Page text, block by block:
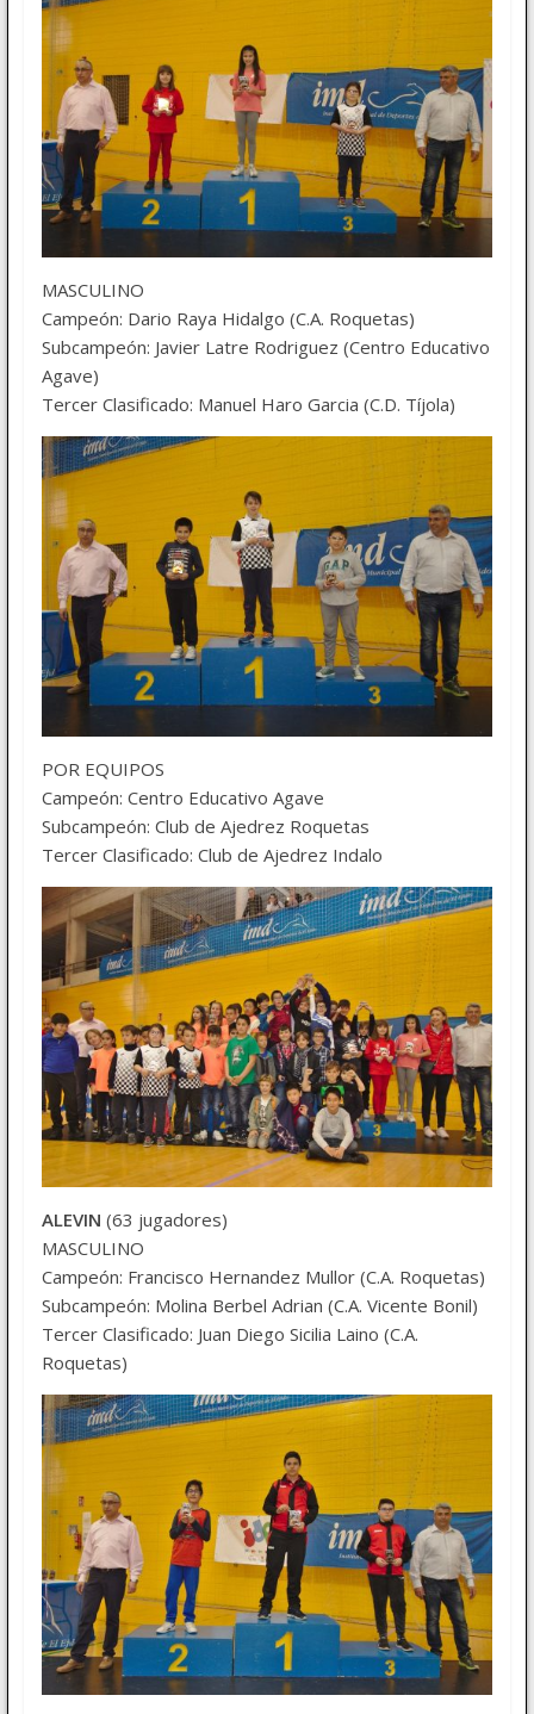
MASCULINO
Campeón: Dario Raya Hidalgo (C.A. Roquetas)
Subcampeón: Javier Latre Rodriguez (Centro Educativo
Agave)
Tercer Clasificado: Manuel Haro Garcia (C.D. Tíjola)
POR EQUIPOS
Campeón: Centro Educativo Agave
Subcampeón: Club de Ajedrez Roquetas
Tercer Clasificado: Club de Ajedrez Indalo
ALEVIN (63 jugadores)
MASCULINO
Campeón: Francisco Hernandez Mullor (C.A. Roquetas)
Subcampeón: Molina Berbel Adrian (C.A. Vicente Bonil)
Tercer Clasificado: Juan Diego Sicilia Laino (C.A.
Roquetas)